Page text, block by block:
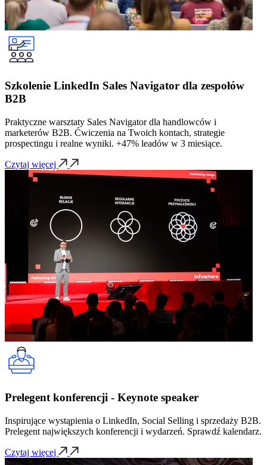
Szkolenie LinkedIn Sales Navigator dla zespołów
B2B
Praktyczne warsztaty Sales Navigator dla handlowców i
marketerów B2B. Ćwiczenia na Twoich kontach, strategie
prospectingu i realne wyniki. +47% leadów w 3 miesiące.
Czytaj więcej
Prelegent konferencji - Keynote speaker
Inspirujące wystąpienia o LinkedIn, Social Selling i sprzedaży B2B.
Prelegent największych konferencji i wydarzeń. Sprawdź kalendarz.
Czytaj więcej